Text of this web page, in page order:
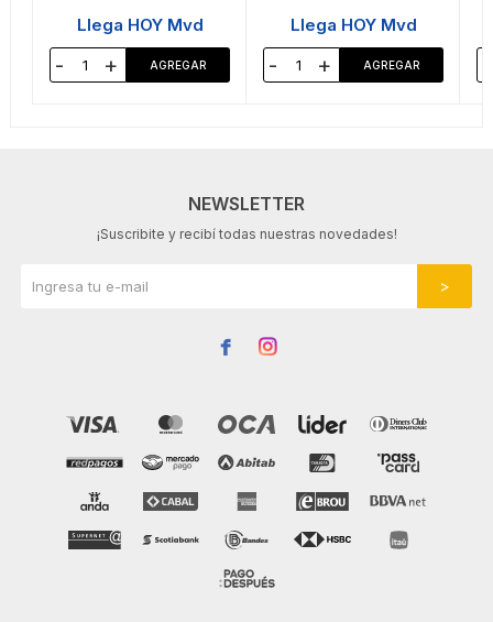
Llega HOY Mvd
- +
Llega HOY Mvd
- +
NEWSLETTER
¡Suscribite y recibí todas nuestras novedades!
 